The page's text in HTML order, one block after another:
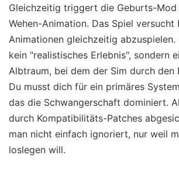
Gleichzeitig triggert die Geburts-Mod
Wehen-Animation. Das Spiel versucht
Animationen gleichzeitig abzuspielen.
kein "realistisches Erlebnis", sondern
Albtraum, bei dem der Sim durch den
Du musst dich für ein primäres
das die Schwangerschaft dominiert.
durch Kompatibilitäts-Patches
man nicht einfach ignoriert, nur weil
loslegen will.